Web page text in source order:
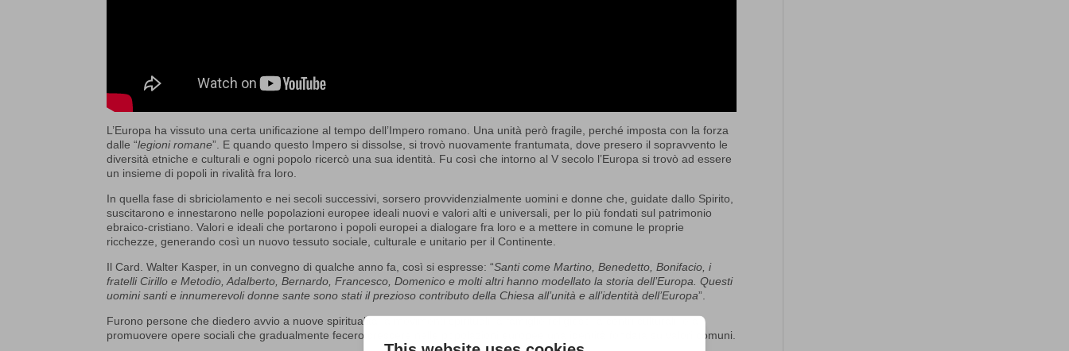
L’Europa ha vissuto una certa unificazione al tempo dell’Impero romano. Una unità però fragile, perché imposta con la forza
dalle “legioni romane”. E quando questo Impero si dissolse, si trovò nuovamente frantumata, dove presero il sopravvento le
diversità etniche e culturali e ogni popolo ricercò una sua identità. Fu così che intorno al V secolo l’Europa si trovò ad essere
un insieme di popoli in rivalità fra loro.
In quella fase di sbriciolamento e nei secoli successivi, sorsero provvidenzialmente uomini e donne che, guidate dallo Spirito,
suscitarono e innestarono nelle popolazioni europee ideali nuovi e valori alti e universali, per lo più fondati sul patrimonio
ebraico-cristiano. Valori e ideali che portarono i popoli europei a dialogare fra loro e a mettere in comune le proprie
ricchezze, generando così un nuovo tessuto sociale, culturale e unitario per il Continente.
Il Card. Walter Kasper, in un convegno di qualche anno fa, così si espresse: “Santi come Martino, Benedetto, Bonifacio, i
fratelli Cirillo e Metodio, Adalberto, Bernardo, Francesco, Domenico e molti altri hanno modellato la storia dell’Europa. Questi
uomini santi e innumerevoli donne sante sono stati il prezioso contributo della Chiesa all’unità e all’identità dell’Europa”.
Furono persone che diedero avvio a nuove spiritualità, a movimenti spirituali, a famiglie religiose, a centri culturali, e a
promuovere opere sociali che gradualmente fecero crescere nelle popolazioni europee una identità fondata su valori comuni.